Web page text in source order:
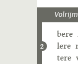
Volrijm
2
bere
lere
tere